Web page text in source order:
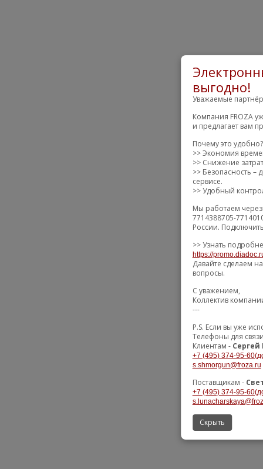
выгодно!
Уважаемые
Компания FROZA
и предлагает вам
Почему это удобно?
>> Экономия
>> Снижение
>> Безопасность
сервисе.
>> Удобный
Мы работаем
7714388705-
России.
>> Узнать
https://
Давайте сделаем
вопросы.
С уважением,
Коллектив
---
P.S. Если вы уже
Телефоны для
Клиентам -
+7 (495) 374-95-
s.shmorgun@froza.ru
Поставщикам -
+7 (495) 374-95-
Скрыть